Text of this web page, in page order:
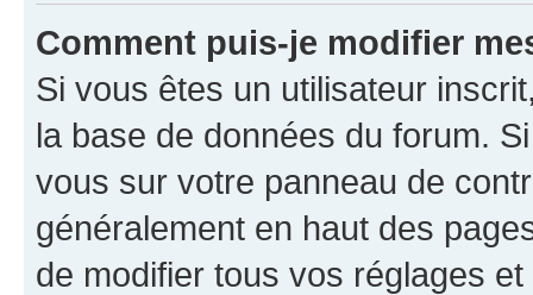
Comment puis-je modifier
Si vous êtes un utilisateur
la base de données du forum.
vous sur votre panneau de
généralement en haut des
de modifier tous vos réglages